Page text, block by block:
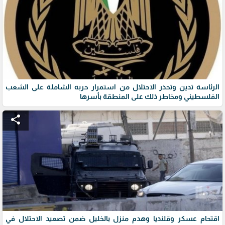
الرئاسة تدين وتحذر الاحتلال من استمرار حربه الشاملة على الشعب
الفلسطيني ومخاطر ذلك على المنطقة بأسرها
share
اقتحام عسكر وقلنديا وهدم منزل بالخليل ضمن تصعيد الاحتلال في